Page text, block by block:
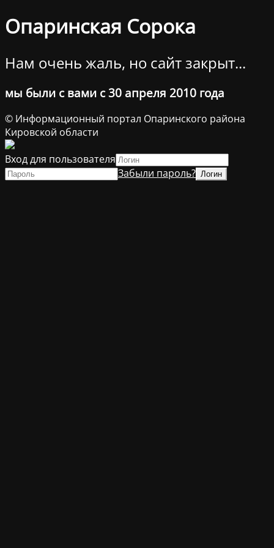
Опаринская Сорока
Нам очень жаль, но сайт закрыт...
мы были с вами с 30 апреля 2010 года
© Информационный портал Опаринского района
Кировской области
Вход для пользователя
Забыли пароль?